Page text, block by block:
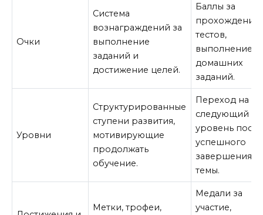
Очки
Система
вознаграждений за
выполнение
заданий и
достижение целей.
Баллы за
прохождение
тестов,
выполнение
домашних
заданий.
Уровни
Структурированные
ступени развития,
мотивирующие
продолжать
обучение.
Переход на
следующий
уровень после
успешного
завершения
темы.
Метки, трофеи,
Медали за
участие,